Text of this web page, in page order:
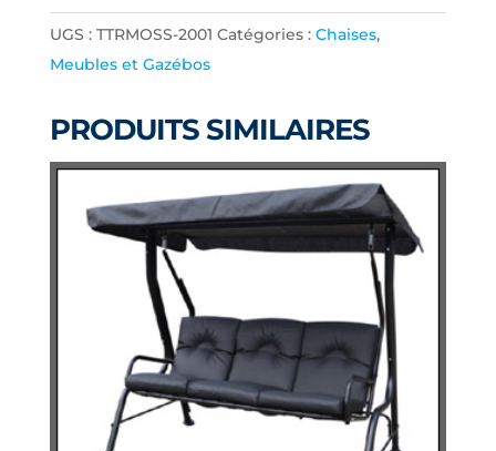
PLIANTE
AJUSTABLE
CONFORTABLE
UGS : TTRMOSS-2001 Catégories : Chaises,
Meubles et Gazébos
PRODUITS SIMILAIRES